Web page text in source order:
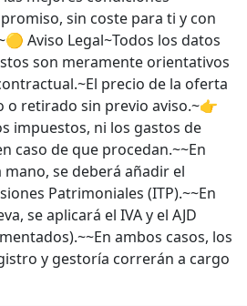
sin coste para ti y con
Aviso Legal~Todos los datos
son meramente orientativos
precio de la oferta
o retirado sin previo aviso.~👉
impuestos, ni los gastos de
caso de que procedan.~~En
se deberá añadir el
Patrimoniales (ITP).~~En
se aplicará el IVA y el AJD
ambos casos, los
y gestoría correrán a cargo